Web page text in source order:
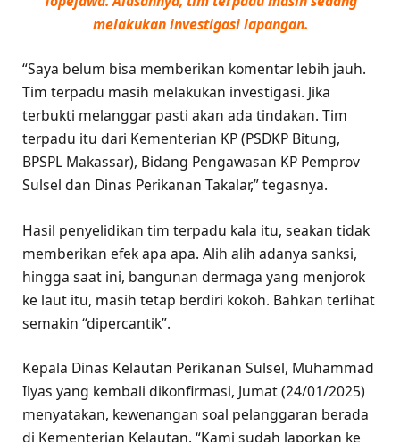
melakukan investigasi lapangan.
“Saya belum bisa memberikan komentar lebih jauh.
Tim terpadu masih melakukan investigasi. Jika
terbukti melanggar pasti akan ada tindakan. Tim
terpadu itu dari Kementerian KP (PSDKP Bitung,
BPSPL Makassar), Bidang Pengawasan KP Pemprov
Sulsel dan Dinas Perikanan Takalar,” tegasnya.
Hasil penyelidikan tim terpadu kala itu, seakan tidak
memberikan efek apa apa. Alih alih adanya sanksi,
hingga saat ini, bangunan dermaga yang menjorok
ke laut itu, masih tetap berdiri kokoh. Bahkan terlihat
semakin “dipercantik”.
Kepala Dinas Kelautan Perikanan Sulsel, Muhammad
Ilyas yang kembali dikonfirmasi, Jumat (24/01/2025)
menyatakan, kewenangan soal pelanggaran berada
di Kementerian Kelautan. “Kami sudah laporkan ke